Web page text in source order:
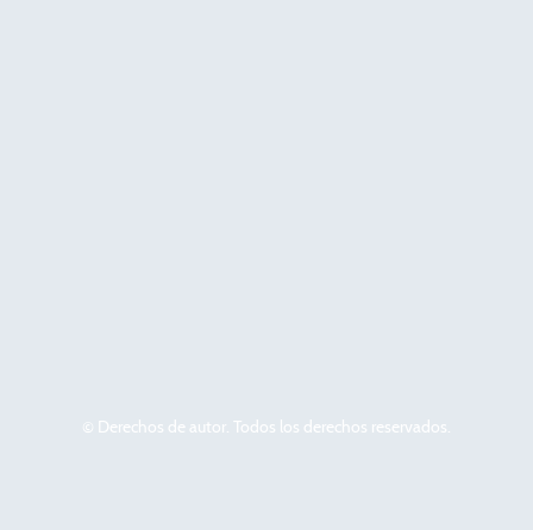
© Derechos de autor. Todos los derechos reservados.